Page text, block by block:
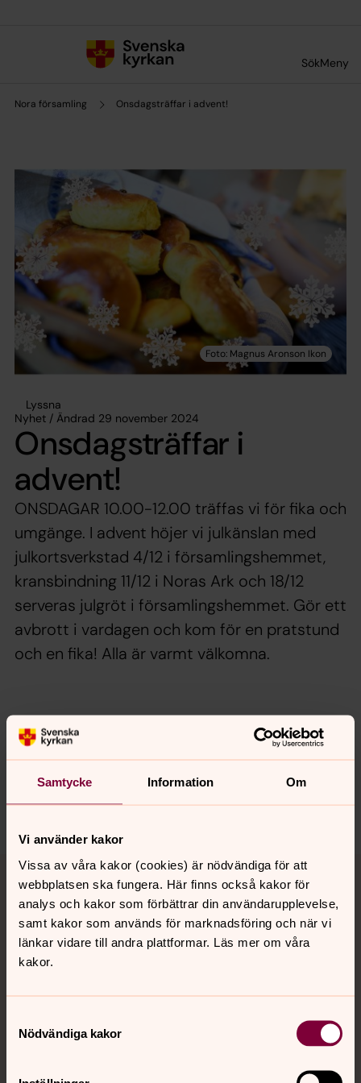
Samtycke Information Om
Vi använder kakor
Vissa av våra kakor (cookies) är nödvändiga för att
webbplatsen ska fungera. Här finns också kakor för
analys och kakor som förbättrar din användarupplevelse,
samt kakor som används för marknadsföring och när vi
länkar vidare till andra plattformar. Läs mer om våra
kakor.
Nödvändiga kakor
SökMeny
Nora församling Onsdagsträffar i advent!
Lyssna
Nyhet / Ändrad 29 november 2024
Onsdagsträffar i
advent!
ONSDAGAR 10.00-12.00 träffas vi för fika och
umgänge. I advent höjer vi julkänslan med
julkortsverkstad 4/12 i församlingshemmet,
kransbindning 11/12 i Noras Ark och 18/12
serveras julgröt i församlingshemmet. Gör ett
avbrott i vardagen och kom för en pratstund
och en fika! Alla är varmt välkomna.
Synpunkter eller frågor på sidans
innehåll?
nora.tarnsjo.forsamling@svenskakyrkan.se
Dela
Tillbaka till toppen
Tillbaka till innehållet
Kontakt
Kalender